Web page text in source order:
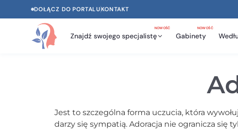
DOŁĄCZ DO PORTALUKONTAKT
Znajdź swojego specjalistę
NOWOŚĆ
Gabinety
NOWOŚĆ
Jest to szczególna forma uczucia, która
darzy się sympatią. Adoracja nie ogranicza się